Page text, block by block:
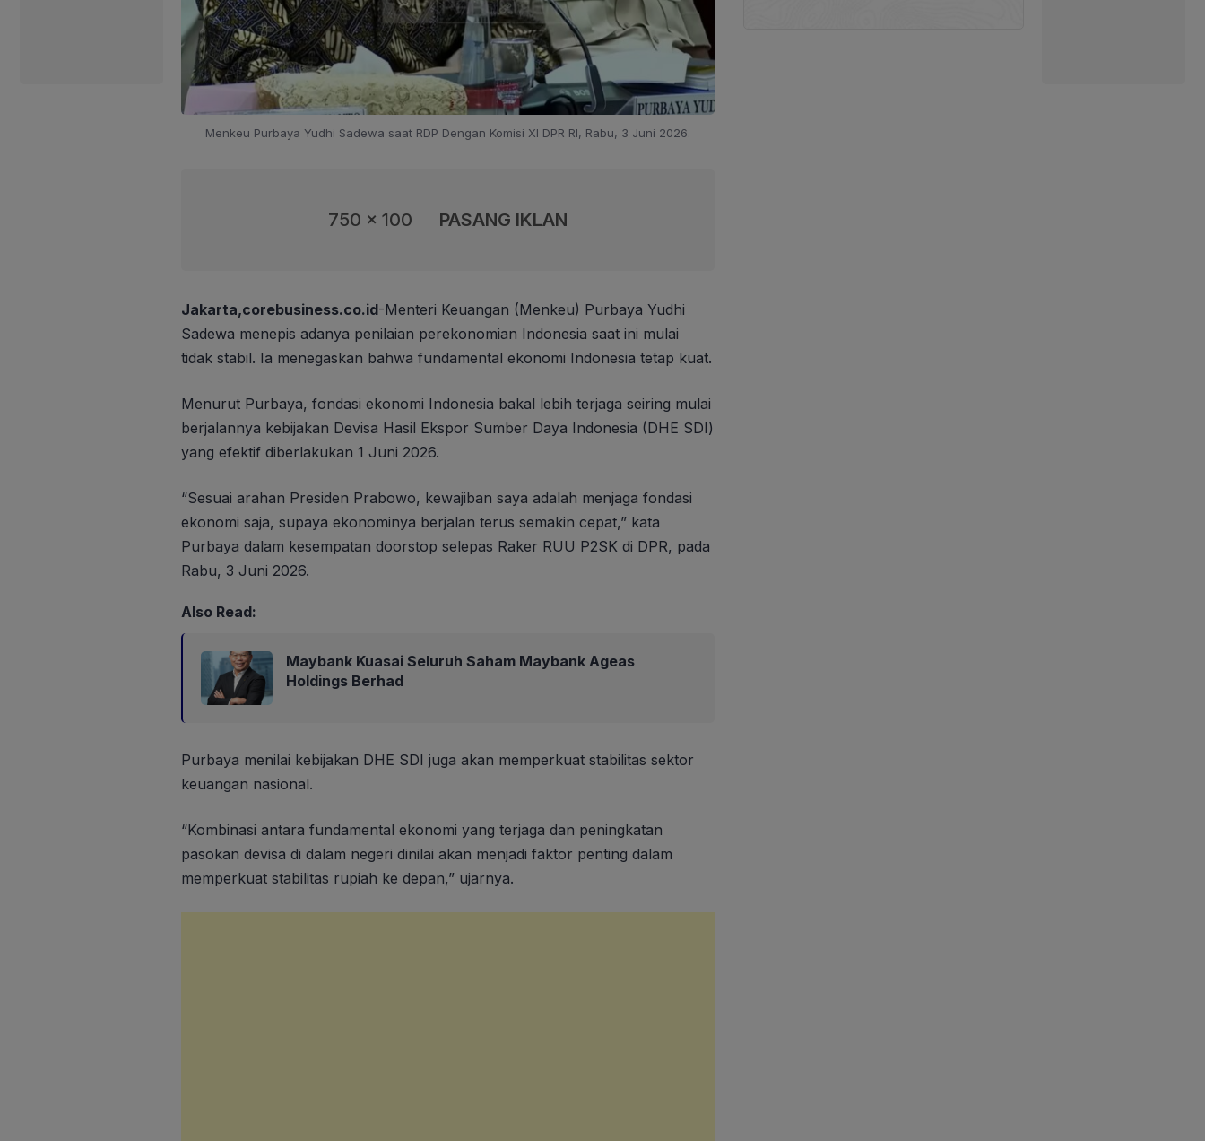
Menkeu Purbaya Yudhi Sadewa saat RDP Dengan Komisi XI DPR RI, Rabu, 3 Juni 2026.
750 x 100 PASANG IKLAN
Jakarta,corebusiness.co.id-Menteri Keuangan (Menkeu) Purbaya Yudhi
Sadewa menepis adanya penilaian perekonomian Indonesia saat ini mulai
tidak stabil. Ia menegaskan bahwa fundamental ekonomi Indonesia tetap kuat.
Menurut Purbaya, fondasi ekonomi Indonesia bakal lebih terjaga seiring mulai
berjalannya kebijakan Devisa Hasil Ekspor Sumber Daya Indonesia (DHE SDI)
yang efektif diberlakukan 1 Juni 2026.
“Sesuai arahan Presiden Prabowo, kewajiban saya adalah menjaga fondasi
ekonomi saja, supaya ekonominya berjalan terus semakin cepat,” kata
Purbaya dalam kesempatan doorstop selepas Raker RUU P2SK di DPR, pada
Rabu, 3 Juni 2026.
Also Read:
Maybank Kuasai Seluruh Saham Maybank Ageas
Holdings Berhad
Purbaya menilai kebijakan DHE SDI juga akan memperkuat stabilitas sektor
keuangan nasional.
“Kombinasi antara fundamental ekonomi yang terjaga dan peningkatan
pasokan devisa di dalam negeri dinilai akan menjadi faktor penting dalam
memperkuat stabilitas rupiah ke depan,” ujarnya.